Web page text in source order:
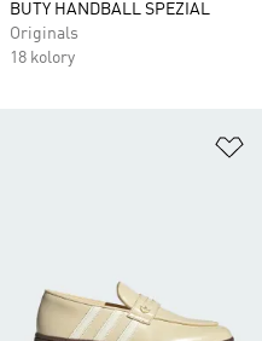
BUTY HANDBALL SPEZIAL
Originals
18 kolory